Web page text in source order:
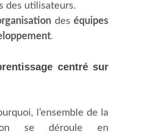
des utilisateurs.
des équipes
.
centré sur
l’ensemble de la
se déroule en